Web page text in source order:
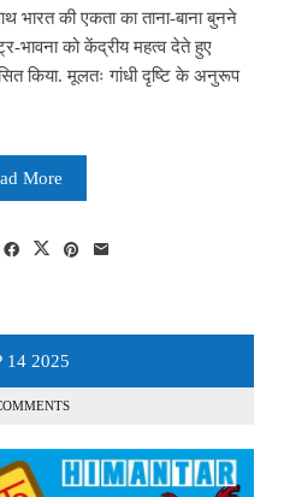
भारत की एकता का ताना-बाना बुनने
भावना को केंद्रीय महत्व देते हुए
किया. मूलतः गांधी दृष्टि के अनुरूप
More
14 2025